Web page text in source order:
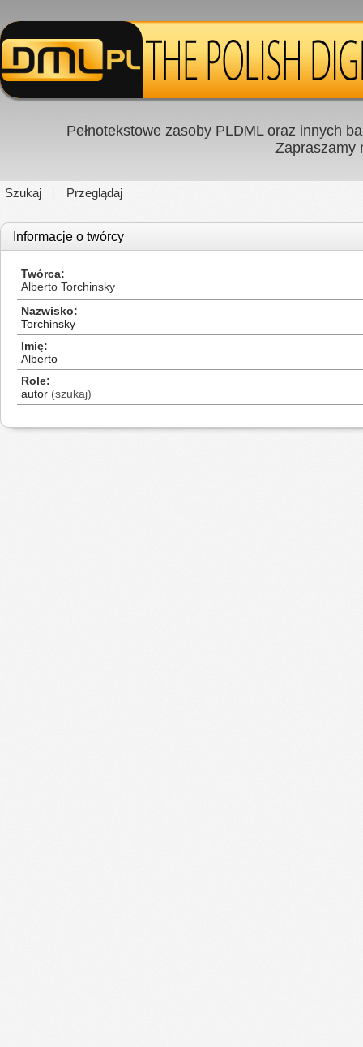
Pełnotekstowe zasoby PLDML oraz innych
Zapraszamy
Szukaj Przeglądaj
Informacje o twórcy
Twórca
Alberto Torchinsky
Nazwisko
Torchinsky
Imię
Alberto
Role
autor (szukaj)